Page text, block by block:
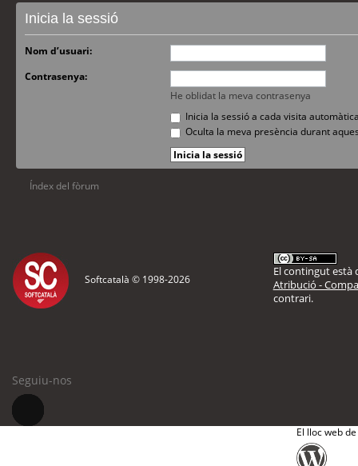
Inicia la sessió
Nom d’usuari:
Contrasenya:
He oblidat la meva contrasenya
Inicia la sessió a cada visita
Oculta la meva presència durant
Índex del fòrum
Softcatalà © 1998-2026
El contingut està
Atribució -
contrari.
Seguiu-nos
El lloc web